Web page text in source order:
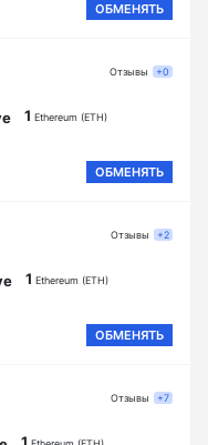
ОБМЕНЯТЬ
1 Ethereum (ETH)
ОБМЕНЯТЬ
Отзывы +0
1 Ethereum (ETH)
ОБМЕНЯТЬ
Отзывы +2
Отзывы +7